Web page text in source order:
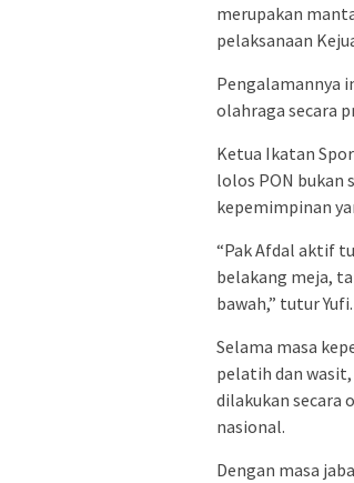
merupakan
pelaksanaan
Pengalamannya
olahraga secara
Ketua Ikatan
lolos PON bukan
kepemimpinan
“Pak Afdal aktif
belakang meja,
bawah,” tutur Yufi.
Selama masa
pelatih dan
dilakukan secara
nasional.
Dengan masa